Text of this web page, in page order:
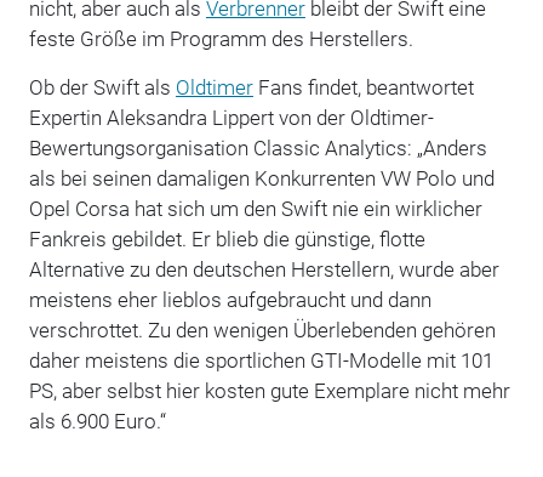
nicht, aber auch als Verbrennerbleibt der Swift eine
feste Größe im Programm des Herstellers.
Ob der Swift als OldtimerFans findet, beantwortet
Expertin Aleksandra Lippert von der Oldtimer-
Bewertungsorganisation Classic Analytics: „Anders
als bei seinen damaligen Konkurrenten VW Polo und
Opel Corsa hat sich um den Swift nie ein wirklicher
Fankreis gebildet. Er blieb die günstige, flotte
Alternative zu den deutschen Herstellern, wurde aber
meistens eher lieblos aufgebraucht und dann
verschrottet. Zu den wenigen Überlebenden gehören
daher meistens die sportlichen GTI-Modelle mit 101
PS, aber selbst hier kosten gute Exemplare nicht mehr
als 6.900 Euro.“